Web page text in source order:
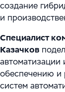
создание
и
Специалист
Казачков
автоматизации
обеспечению и
систем